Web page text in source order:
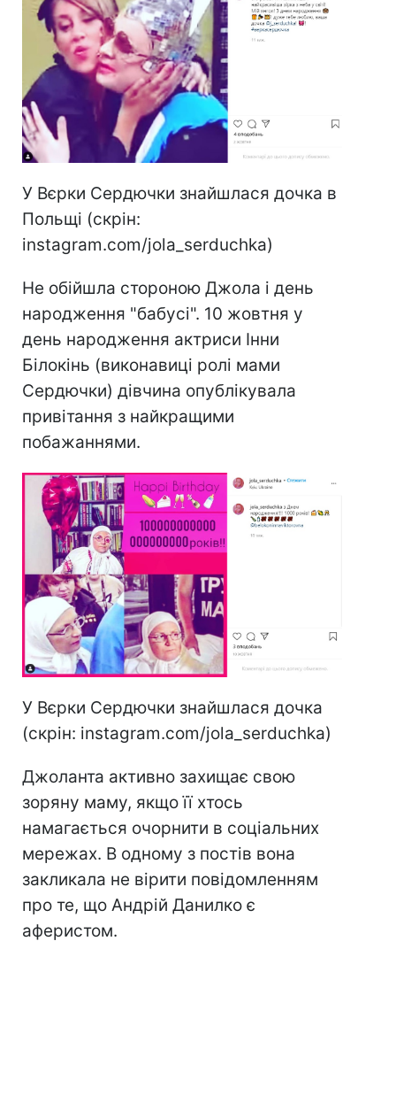
У Вєрки Сердючки знайшлася дочка в
Польщі (скрін:
instagram.com/jola_serduchka)
Не обійшла стороною Джола і день
народження "бабусі". 10 жовтня у
день народження актриси Інни
Білокінь (виконавиці ролі мами
Сердючки) дівчина опублікувала
привітання з найкращими
побажаннями.
У Вєрки Сердючки знайшлася дочка
(скрін: instagram.com/jola_serduchka)
Джоланта активно захищає свою
зоряну маму, якщо її хтось
намагається очорнити в соціальних
мережах. В одному з постів вона
закликала не вірити повідомленням
про те, що Андрій Данилко є
аферистом.